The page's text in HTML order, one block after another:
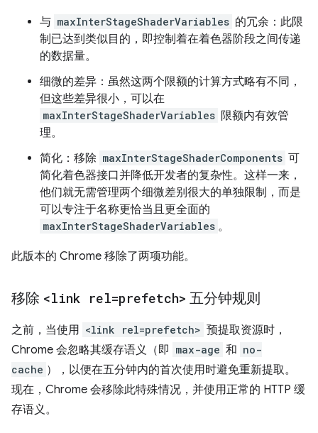
与 maxInterStageShaderVariables 的冗余：此限
制已达到类似目的，即控制着在着色器阶段之间传递
的数据量。
细微的差异：虽然这两个限额的计算方式略有不同，
但这些差异很小，可以在
maxInterStageShaderVariables 限额内有效管
理。
简化：移除 maxInterStageShaderComponents 可
简化着色器接口并降低开发者的复杂性。这样一来，
他们就无需管理两个细微差别很大的单独限制，而是
可以专注于名称更恰当且更全面的
maxInterStageShaderVariables 。
此版本的 Chrome 移除了两项功能。
移除 <link rel=prefetch> 五分钟规则
之前，当使用 <link rel=prefetch> 预提取资源时，
Chrome 会忽略其缓存语义（即 max-age 和 no-
cache ），以便在五分钟内的首次使用时避免重新提取。
现在，Chrome 会移除此特殊情况，并使用正常的 HTTP 缓
存语义。